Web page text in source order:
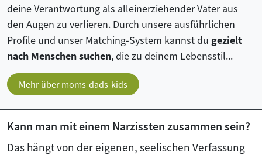
deine Verantwortung als alleinerziehender Vater aus
den Augen zu verlieren. Durch unsere ausführlichen
Profile und unser Matching-System kannst du gezielt
nach Menschen suchen, die zu deinem Lebensstil...
Mehr über moms-dads-kids
Kann man mit einem Narzissten zusammen sein?
Das hängt von der eigenen, seelischen Verfassung